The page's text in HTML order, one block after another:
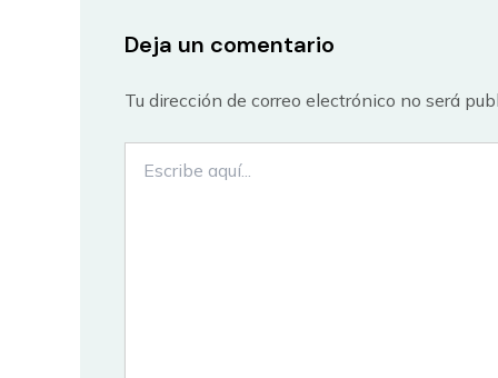
Deja un comentario
Tu dirección de correo electrónico no será
aquí...